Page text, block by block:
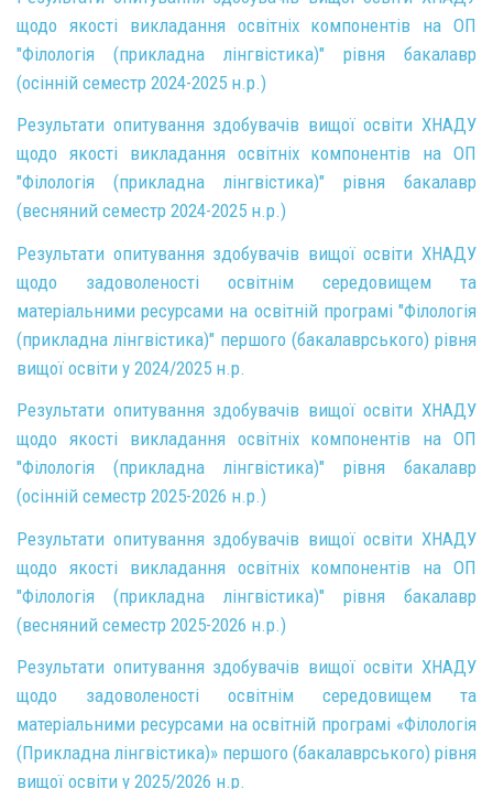
щодо якості викладання освітніх компонентів на ОП
"Філологія (прикладна лінгвістика)" рівня бакалавр
(осінній семестр 2024-2025 н.р.)
Результати опитування здобувачів вищої освіти ХНАДУ
щодо якості викладання освітніх компонентів на ОП
"Філологія (прикладна лінгвістика)" рівня бакалавр
(весняний семестр 2024-2025 н.р.)
Результати опитування здобувачів вищої освіти ХНАДУ
щодо задоволеності освітнім середовищем та
матеріальними ресурсами на освітній програмі "Філологія
(прикладна лінгвістика)" першого (бакалаврського) рівня
вищої освіти у 2024/2025 н.р.
Результати опитування здобувачів вищої освіти ХНАДУ
щодо якості викладання освітніх компонентів на ОП
"Філологія (прикладна лінгвістика)" рівня бакалавр
(осінній семестр 2025-2026 н.р.)
Результати опитування здобувачів вищої освіти ХНАДУ
щодо якості викладання освітніх компонентів на ОП
"Філологія (прикладна лінгвістика)" рівня бакалавр
(весняний семестр 2025-2026 н.р.)
Результати опитування здобувачів вищої освіти ХНАДУ
щодо задоволеності освітнім середовищем та
матеріальними ресурсами на освітній програмі «Філологія
(Прикладна лінгвістика)» першого (бакалаврського) рівня
вищої освіти у 2025/2026 н.р.